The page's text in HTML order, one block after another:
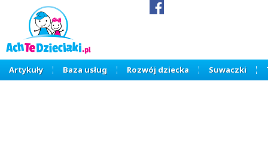
Artykuły Baza usług Rozwój dziecka Suwaczki